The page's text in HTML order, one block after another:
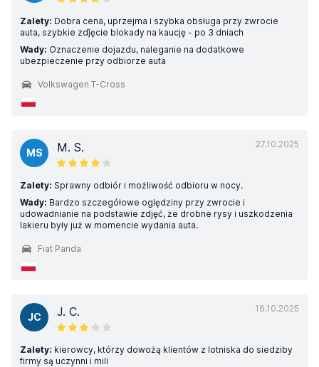
Zalety: Dobra cena, uprzejma i szybka obsługa przy zwrocie
auta, szybkie zdǰęcie blokady na kaucję - po 3 dniach
Wady: Oznaczenie dojazdu, naleganie na dodatkowe
ubezpieczenie przy odbiorze auta
Volkswagen T-Cross
27.10.2025
MS M. S.
Zalety: Sprawny odbiór i możliwość odbioru w nocy.
Wady: Bardzo szczegółowe oględziny przy zwrocie i
udowadnianie na podstawie zdjęć, że drobne rysy i uszkodzenia
lakieru były już w momencie wydania auta.
Fiat Panda
16.10.2025
JC J. C.
Zalety: kierowcy, którzy dowożą klientów z lotniska do siedziby
firmy są uczynni i mili